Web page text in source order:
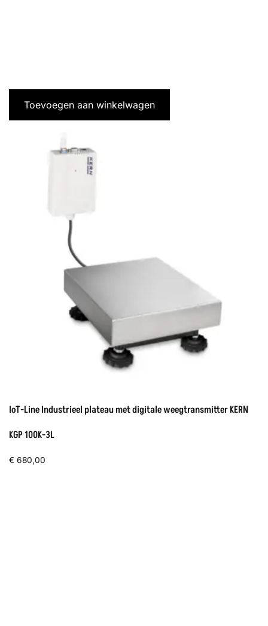
Toevoegen aan winkelwagen
IoT-Line Industrieel plateau met digitale weegtransmitter KERN
KGP 100K-3L
€ 680,00